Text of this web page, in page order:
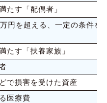
たす「配偶者」
円を超える、一定の条件を
たす「扶養家族」
で損害を受けた資産
医療費